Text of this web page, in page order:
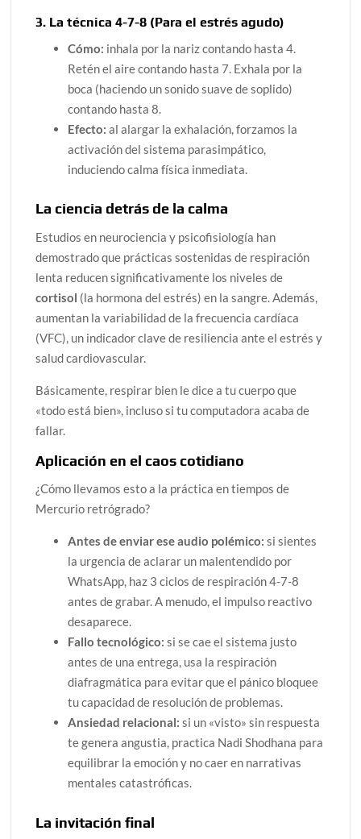
3. La técnica 4-7-8 (Para el estrés agudo)
Cómo: inhala por la nariz contando hasta 4.
Retén el aire contando hasta 7. Exhala por la
boca (haciendo un sonido suave de soplido)
contando hasta 8.
Efecto: al alargar la exhalación, forzamos la
activación del sistema parasimpático,
induciendo calma física inmediata.
La ciencia detrás de la calma
Estudios en neurociencia y psicofisiología han
demostrado que prácticas sostenidas de respiración
lenta reducen significativamente los niveles de
cortisol (la hormona del estrés) en la sangre. Además,
aumentan la variabilidad de la frecuencia cardíaca
(VFC), un indicador clave de resiliencia ante el estrés y
salud cardiovascular.
Básicamente, respirar bien le dice a tu cuerpo que
«todo está bien», incluso si tu computadora acaba de
fallar.
Aplicación en el caos cotidiano
¿Cómo llevamos esto a la práctica en tiempos de
Mercurio retrógrado?
Antes de enviar ese audio polémico: si sientes
la urgencia de aclarar un malentendido por
WhatsApp, haz 3 ciclos de respiración 4-7-8
antes de grabar. A menudo, el impulso reactivo
desaparece.
Fallo tecnológico: si se cae el sistema justo
antes de una entrega, usa la respiración
diafragmática para evitar que el pánico bloquee
tu capacidad de resolución de problemas.
Ansiedad relacional: si un «visto» sin respuesta
te genera angustia, practica Nadi Shodhana para
equilibrar la emoción y no caer en narrativas
mentales catastróficas.
La invitación final